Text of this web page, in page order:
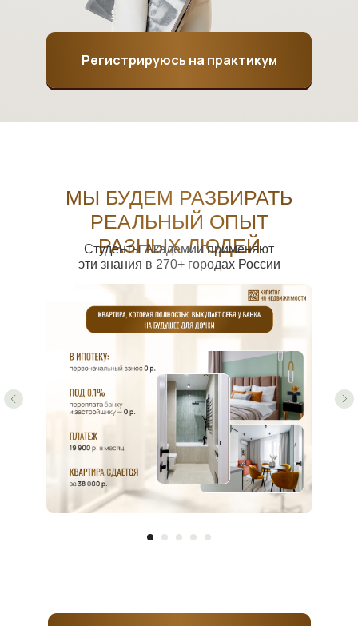
Регистрируюсь на практикум
МЫ БУДЕМ РАЗБИРАТЬ
РЕАЛЬНЫЙ ОПЫТ
РАЗНЫХ ЛЮДЕЙ
Студенты Академии применяют
эти знания в 270+ городах России